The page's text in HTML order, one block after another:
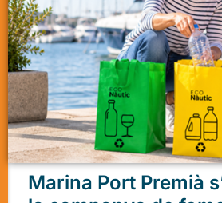
Marina Port Premià